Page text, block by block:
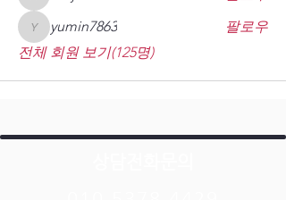
yumin7863
yumin7863
팔로우
전체 회원 보기(125명)